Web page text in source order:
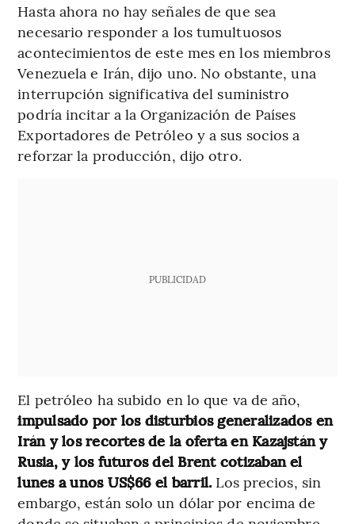
Hasta ahora no hay señales de que sea
necesario responder a los tumultuosos
acontecimientos de este mes en los miembros
Venezuela e Irán, dijo uno. No obstante, una
interrupción significativa del suministro
podría incitar a la Organización de Países
Exportadores de Petróleo y a sus socios a
reforzar la producción, dijo otro.
PUBLICIDAD
El petróleo ha subido en lo que va de año,
impulsado por los disturbios generalizados en
Irán y los recortes de la oferta en Kazajstán y
Rusia, y los futuros del Brent cotizaban el
lunes a unos US$66 el barril. Los precios, sin
embargo, están solo un dólar por encima de